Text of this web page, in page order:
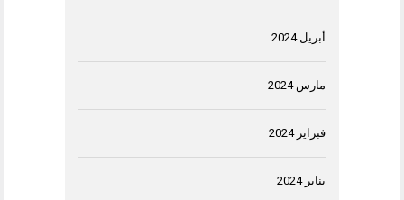
أبريل 2024
مارس 2024
فبراير 2024
يناير 2024